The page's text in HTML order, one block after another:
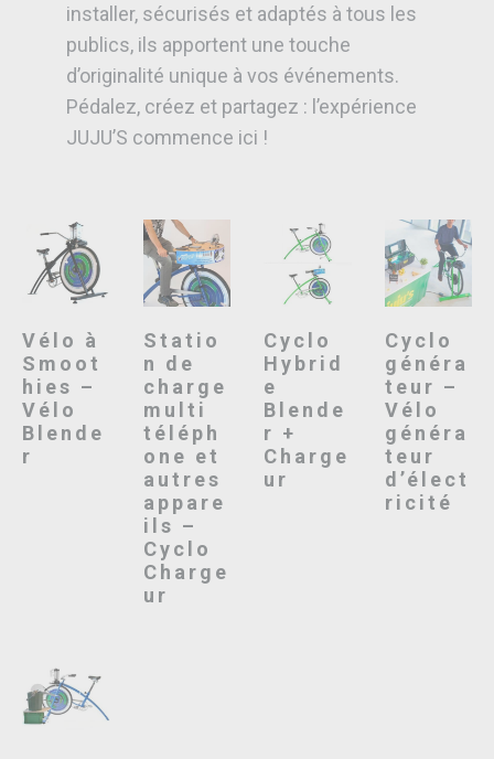
installer, sécurisés et adaptés à tous les
publics, ils apportent une touche
d’originalité unique à vos événements.
Pédalez, créez et partagez : l’expérience
JUJU’S commence ici !
Vélo à
Smoot
hies –
Vélo
Blende
r
Statio
n de
charge
multi
téléph
one et
autres
appare
ils –
Cyclo
Charge
ur
Cyclo
Hybrid
e
Blende
r +
Charge
ur
Cyclo
généra
teur –
Vélo
généra
teur
d’élect
ricité